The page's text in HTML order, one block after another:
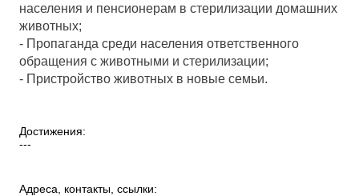
населения и пенсионерам в стерилизации домашних
животных;
- Пропаганда среди населения ответственного
обращения с животными и стерилизации;
- Пристройство животных в новые семьи.
Достижения:
---
Адреса, контакты, ссылки: